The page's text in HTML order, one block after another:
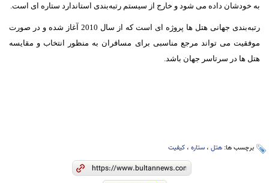
به خودشان داده می شود و خارج از سیستم رتبه‌بندی استاندارد ستاره ای است.
رتبه‌بندی جهانی هتل ها پروژه ای است که از سال 2010 آغاز شده و در صورت
موفقیت می تواند مرجع مناسبی برای مسافران به منظور انتخاب و مقایسه
هتل ها در سرتاسر جهان باشد.
برچسب ها: هتل ، ستاره ، کیفیت